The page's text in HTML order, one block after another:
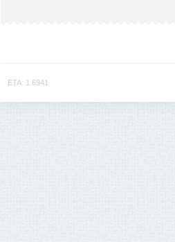
ETA: 1.6941